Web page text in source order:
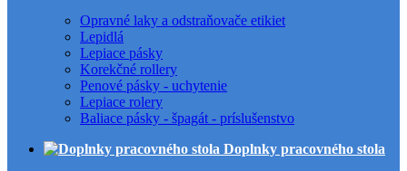
Opravné laky a odstraňovače etikiet
Lepidlá
Lepiace pásky
Korekčné rollery
Penové pásky - uchytenie
Lepiace rolery
Baliace pásky - špagát - príslušenstvo
Doplnky pracovného stola